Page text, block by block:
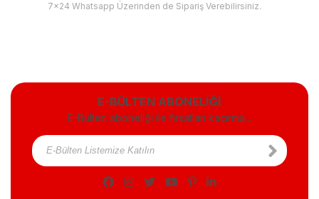
7x24 Whatsapp Üzerinden de Sipariş Verebilirsiniz.
E-BÜLTEN ABONELİĞİ
E-Bülten aboneliği ile fırsatları kaçırma...